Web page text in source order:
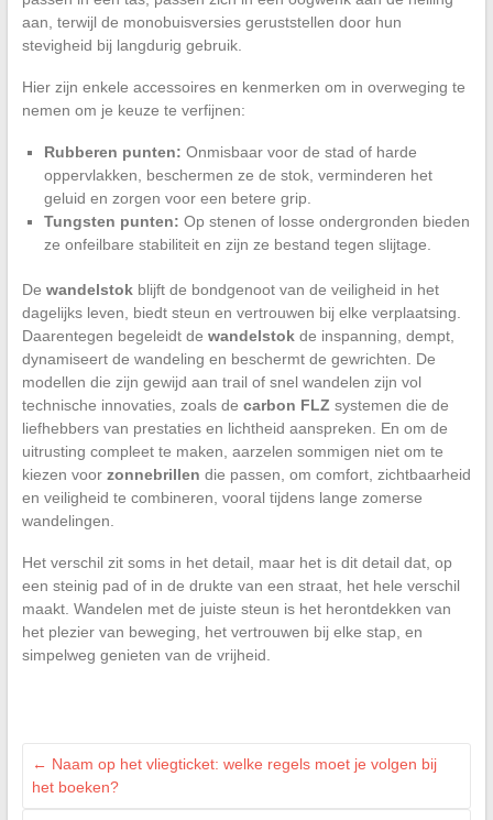
aan, terwijl de monobuisversies geruststellen door hun
stevigheid bij langdurig gebruik.
Hier zijn enkele accessoires en kenmerken om in overweging te
nemen om je keuze te verfijnen:
Rubberen punten: Onmisbaar voor de stad of harde
oppervlakken, beschermen ze de stok, verminderen het
geluid en zorgen voor een betere grip.
Tungsten punten: Op stenen of losse ondergronden bieden
ze onfeilbare stabiliteit en zijn ze bestand tegen slijtage.
De wandelstokblijft de bondgenoot van de veiligheid in het
dagelijks leven, biedt steun en vertrouwen bij elke verplaatsing.
Daarentegen begeleidt de wandelstokde inspanning, dempt,
dynamiseert de wandeling en beschermt de gewrichten. De
modellen die zijn gewijd aan trail of snel wandelen zijn vol
technische innovaties, zoals de carbon FLZ systemen die de
liefhebbers van prestaties en lichtheid aanspreken. En om de
uitrusting compleet te maken, aarzelen sommigen niet om te
kiezen voor zonnebrillen die passen, om comfort, zichtbaarheid
en veiligheid te combineren, vooral tijdens lange zomerse
wandelingen.
Het verschil zit soms in het detail, maar het is dit detail dat, op
een steinig pad of in de drukte van een straat, het hele verschil
maakt. Wandelen met de juiste steun is het herontdekken van
het plezier van beweging, het vertrouwen bij elke stap, en
simpelweg genieten van de vrijheid.
← Naam op het vliegticket: welke regels moet je volgen bij
het boeken?